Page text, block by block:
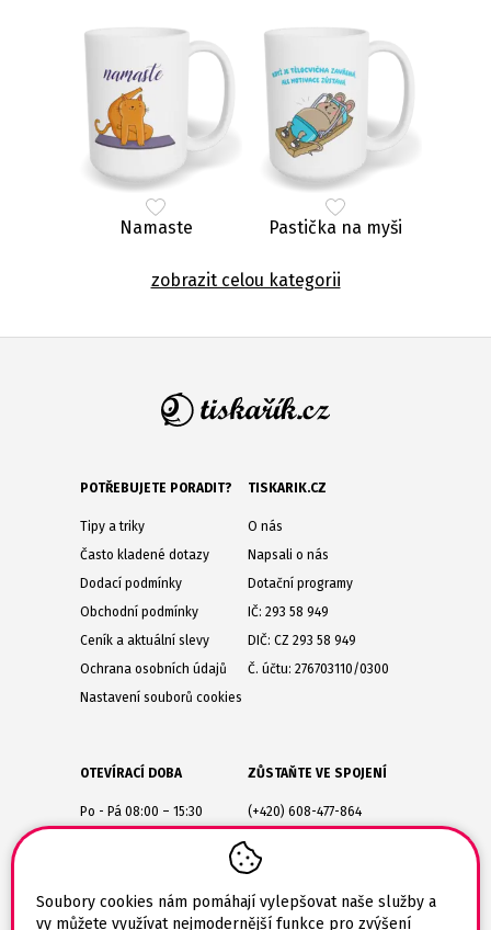
Soubory cookies nám pomáhají vylepšovat naše služby a
vy můžete využívat nejmodernější funkce pro zvýšení
Namaste Pastička na myši
zobrazit celou kategorii
POTŘEBUJETE PORADIT?
Tipy a triky
Často kladené dotazy
Dodací podmínky
Obchodní podmínky
Ceník a aktuální slevy
Ochrana osobních údajů
Nastavení souborů cookies
TISKARIK.CZ
O nás
Napsali o nás
Dotační programy
IČ: 293 58 949
DIČ: CZ 293 58 949
Č. účtu: 276703110/0300
OTEVÍRACÍ DOBA
Po - Pá 08:00 – 15:30
Jaroměřice nad Rokytnou
675 51
ZŮSTAŇTE VE SPOJENÍ
(+420) 608-477-864